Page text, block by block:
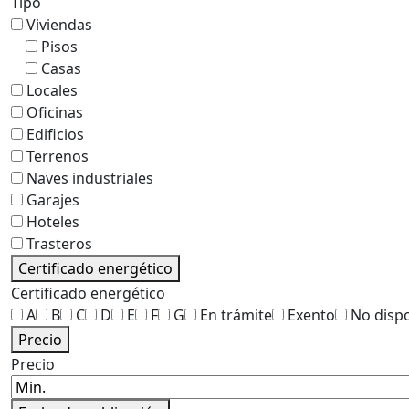
Viviendas
Pisos
Casas
Locales
Oficinas
Edificios
Terrenos
Naves industriales
Garajes
Hoteles
Trasteros
Certificado energético
Certificado energético
A
B C D E F G En trámite Exento
No
Precio
Precio